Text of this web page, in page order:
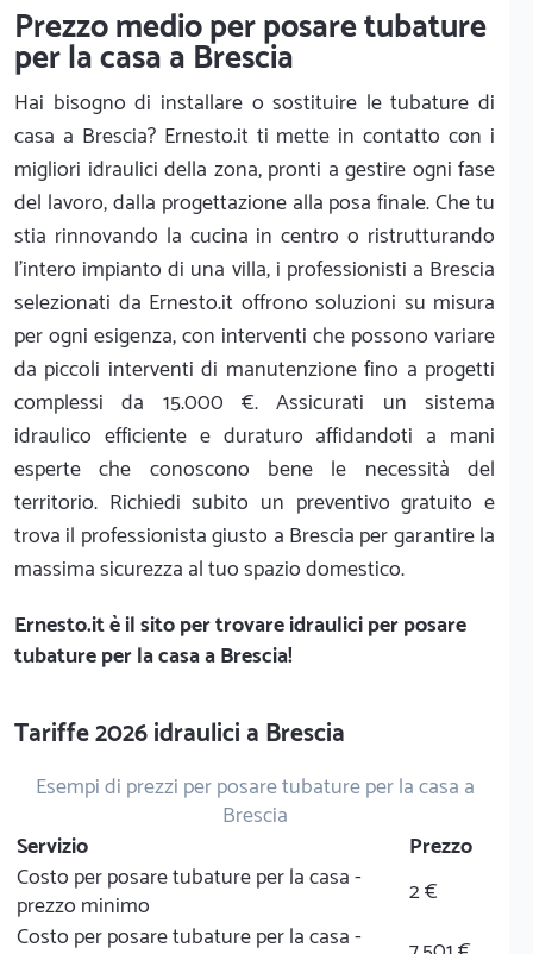
Prezzo medio per posare tubature
per la casa a Brescia
Hai bisogno di installare o sostituire le tubature di
casa a Brescia? Ernesto.it ti mette in contatto con i
migliori idraulici della zona, pronti a gestire ogni fase
del lavoro, dalla progettazione alla posa finale. Che tu
stia rinnovando la cucina in centro o ristrutturando
l'intero impianto di una villa, i professionisti a Brescia
selezionati da Ernesto.it offrono soluzioni su misura
per ogni esigenza, con interventi che possono variare
da piccoli interventi di manutenzione fino a progetti
complessi da 15.000 €. Assicurati un sistema
idraulico efficiente e duraturo affidandoti a mani
esperte che conoscono bene le necessità del
territorio. Richiedi subito un preventivo gratuito e
trova il professionista giusto a Brescia per garantire la
massima sicurezza al tuo spazio domestico.
Ernesto.itè il sito per trovare idraulici per posare
tubature per la casa a Brescia!
Tariffe 2026 idraulici a Brescia
Esempi di prezzi per posare tubature per la casa a
Brescia
Servizio
Prezzo
Costo per posare tubature per la casa -
prezzo minimo
2 €
Costo per posare tubature per la casa -